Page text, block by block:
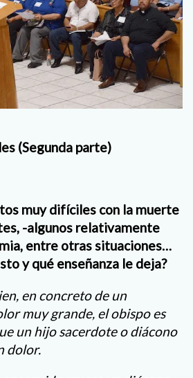
(Segunda parte)
muy difíciles con la muerte
-algunos relativamente
entre otras situaciones…
y qué enseñanza le deja?
en concreto de un
muy grande, el obispo es
un hijo sacerdote o diácono
dolor.